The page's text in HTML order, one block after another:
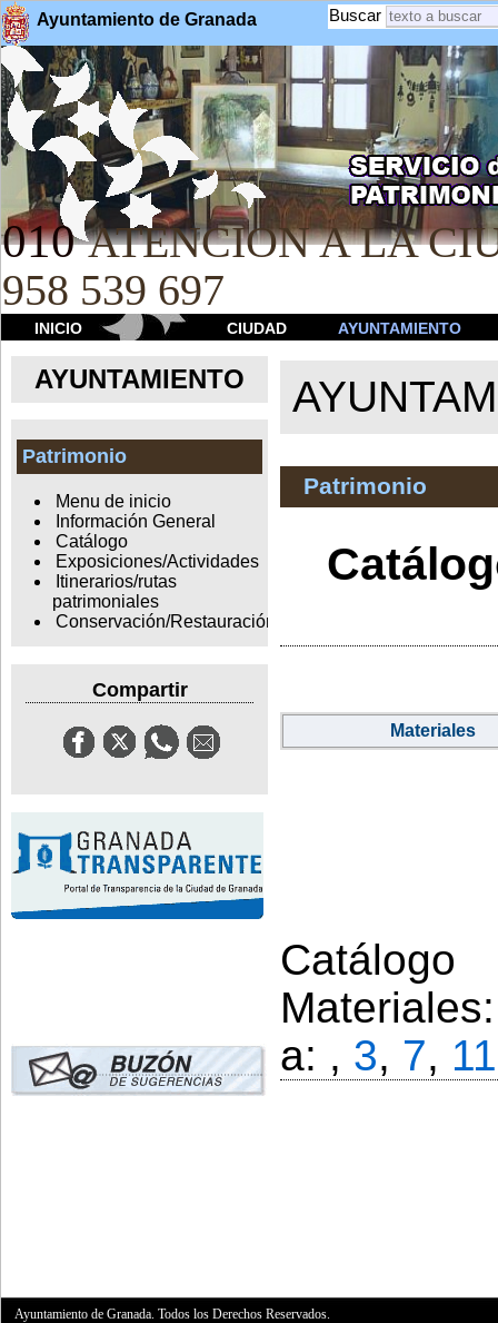
Ayuntamiento de Granada Buscar
010 ATENCION A LA
958 539 697
INICIO CIUDAD AYUNTAMIENTO
AYUNTAMIENTO
Patrimonio
Menu de inicio
Información General
Catálogo
Exposiciones/Actividades
Itinerarios/rutas
patrimoniales
Conservación/Restauración
Compartir
Patrimonio
Materiales
a: , 3, 7, 11
Ayuntamiento de Granada. Todos los Derechos Reservados.